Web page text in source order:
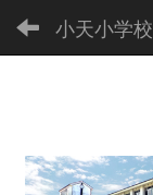
小天小学校